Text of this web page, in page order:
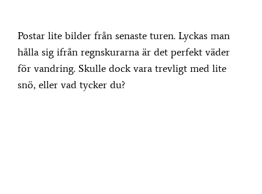
Postar lite bilder från senaste turen. Lyckas man
hålla sig ifrån regnskurarna är det perfekt väder
för vandring. Skulle dock vara trevligt med lite
snö, eller vad tycker du?